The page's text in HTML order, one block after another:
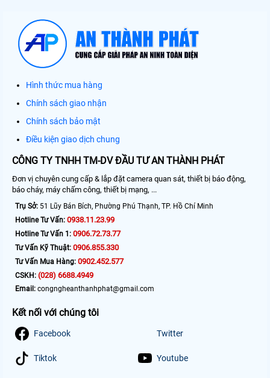
Hình thức mua hàng
Chính sách giao nhận
Chính sách bảo mật
Điều kiện giao dịch chung
CÔNG TY TNHH TM-DV ĐẦU TƯ AN THÀNH PHÁT
Đơn vị chuyên cung cấp & lắp đặt camera quan sát, thiết bị báo động,
báo cháy, máy chấm công, thiết bị mạng, ...
Trụ Sở: 51 Lũy Bán Bích, Phường Phú Thạnh, TP. Hồ Chí Minh
Hotline Tư Vấn: 0938.11.23.99
Hotline Tư Vấn 1: 0906.72.73.77
Tư Vấn Kỹ Thuật: 0906.855.330
Tư Vấn Mua Hàng: 0902.452.577
CSKH: (028) 6688.4949
Email: congngheanthanhphat@gmail.com
Kết nối với chúng tôi
Facebook Twitter
Tiktok Youtube